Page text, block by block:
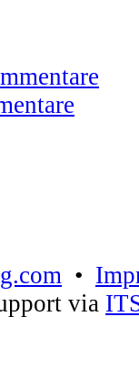
•
via